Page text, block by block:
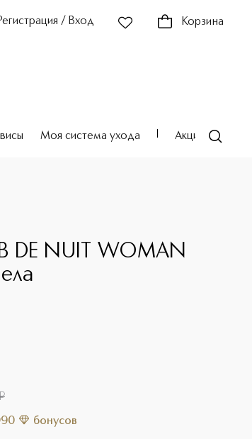
/ Вход Корзина
Моя система ухода Акции
DE NUIT WOMAN
бонусов